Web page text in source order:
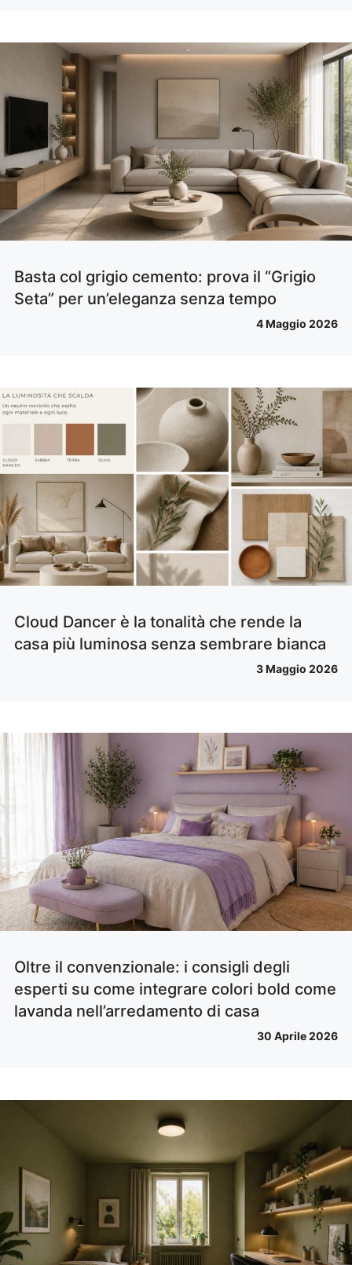
Basta col grigio cemento: prova il “Grigio
Seta” per un’eleganza senza tempo
4 Maggio 2026
Cloud Dancer è la tonalità che rende la
casa più luminosa senza sembrare bianca
3 Maggio 2026
Oltre il convenzionale: i consigli degli
esperti su come integrare colori bold come
lavanda nell’arredamento di casa
30 Aprile 2026